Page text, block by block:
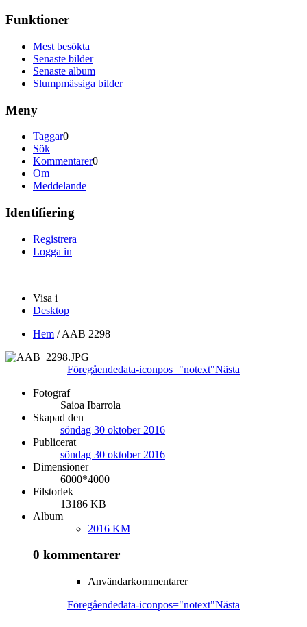
Funktioner
Mest besökta
Senaste bilder
Senaste album
Slumpmässiga bilder
Meny
Taggar0
Sök
Kommentarer0
Om
Meddelande
Identifiering
Registrera
Logga in
Visa i
Desktop
Hem /AAB 2298
Föregåendedata-iconpos="notext"Nästa
Fotograf
Saioa Ibarrola
Skapad den
söndag 30 oktober 2016
Publicerat
söndag 30 oktober 2016
Dimensioner
6000*4000
Filstorlek
13186 KB
Album
2016 KM
0 kommentarer
Användarkommentarer
Föregåendedata-iconpos="notext"Nästa